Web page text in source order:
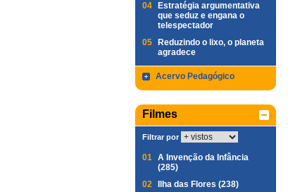
04
Estratégia argumentativa
que seduz e engana o
telespectador
05
Reduzindo o lixo, o planeta
agradece
Acervo Pedagógico
Filmes
Filtrar por
01 A Invenção da Infância
(285)
02
Ilha das Flores (238)